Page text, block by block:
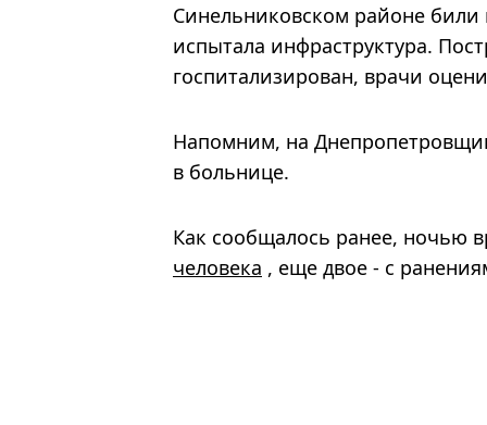
Синельниковском районе
испытала инфраструктура.
госпитализирован, врачи
Напомним, на
в больнице.
Как сообщалось ранее, ночью
человека , еще двое - с